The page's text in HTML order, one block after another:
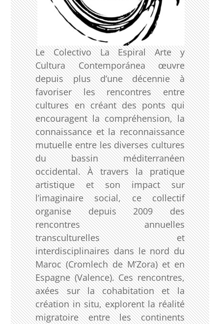
Le Colectivo La Espiral Arte y
Cultura Contemporánea œuvre
depuis plus d’une décennie à
favoriser les rencontres entre
cultures en créant des ponts qui
encouragent la compréhension, la
connaissance et la reconnaissance
mutuelle entre les diverses cultures
du bassin méditerranéen
occidental. À travers la pratique
artistique et son impact sur
l’imaginaire social, ce collectif
organise depuis 2009 des
rencontres annuelles
transculturelles et
interdisciplinaires dans le nord du
Maroc (Cromlech de M’Zora) et en
Espagne (Valence). Ces rencontres,
axées sur la cohabitation et la
création in situ, explorent la réalité
migratoire entre les continents